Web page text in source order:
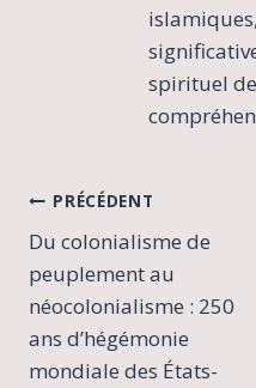
spirituel
Navigation
de
l’article
PRÉCÉDENT
Du colonialisme de
peuplement au
néocolonialisme : 250
ans d’hégémonie
mondiale des États-